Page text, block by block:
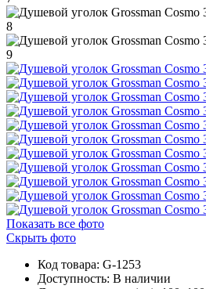
Показать все фото
Скрыть фото
Код товара: G-1253
Доступность: В наличии